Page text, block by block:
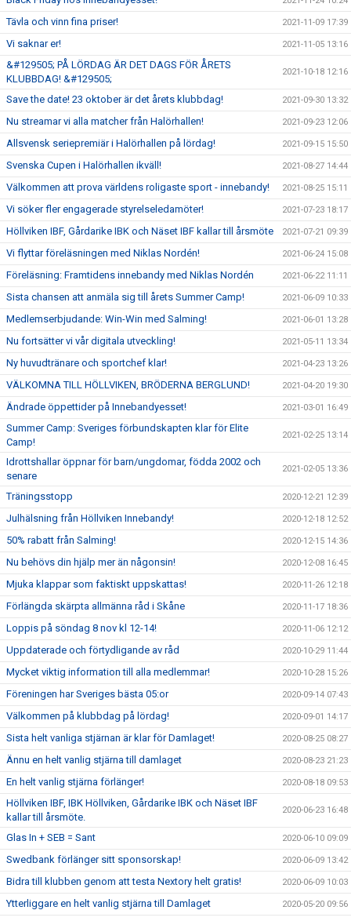
Tävla och vinn fina priser! 2021-11-09 17:39
Vi saknar er! 2021-11-05 13:16
&#129505; PÅ LÖRDAG ÄR DET DAGS FÖR ÅRETS
KLUBBDAG! &#129505;
2021-10-18 12:16
Save the date! 23 oktober är det årets klubbdag! 2021-09-30 13:32
Nu streamar vi alla matcher från Halörhallen! 2021-09-23 12:06
Allsvensk seriepremiär i Halörhallen på lördag! 2021-09-15 15:50
Svenska Cupen i Halörhallen ikväll! 2021-08-27 14:44
Välkommen att prova världens roligaste sport - innebandy! 2021-08-25 15:11
Vi söker fler engagerade styrelseledamöter! 2021-07-23 18:17
Höllviken IBF, Gårdarike IBK och Näset IBF kallar till årsmöte 2021-07-21 09:39
Vi flyttar föreläsningen med Niklas Nordén! 2021-06-24 15:08
Föreläsning: Framtidens innebandy med Niklas Nordén 2021-06-22 11:11
Sista chansen att anmäla sig till årets Summer Camp! 2021-06-09 10:33
Medlemserbjudande: Win-Win med Salming! 2021-06-01 13:28
Nu fortsätter vi vår digitala utveckling! 2021-05-11 13:34
Ny huvudtränare och sportchef klar! 2021-04-23 13:26
VÄLKOMNA TILL HÖLLVIKEN, BRÖDERNA BERGLUND! 2021-04-20 19:30
Ändrade öppettider på Innebandyesset! 2021-03-01 16:49
Summer Camp: Sveriges förbundskapten klar för Elite
Camp!
2021-02-25 13:14
Idrottshallar öppnar för barn/ungdomar, födda 2002 och
senare
2021-02-05 13:36
Träningsstopp 2020-12-21 12:39
Julhälsning från Höllviken Innebandy! 2020-12-18 12:52
50% rabatt från Salming! 2020-12-15 14:36
Nu behövs din hjälp mer än någonsin! 2020-12-08 16:45
Mjuka klappar som faktiskt uppskattas! 2020-11-26 12:18
Förlängda skärpta allmänna råd i Skåne 2020-11-17 18:36
Loppis på söndag 8 nov kl 12-14! 2020-11-06 12:12
Uppdaterade och förtydligande av råd 2020-10-29 11:44
Mycket viktig information till alla medlemmar! 2020-10-28 15:26
Föreningen har Sveriges bästa 05:or 2020-09-14 07:43
Välkommen på klubbdag på lördag! 2020-09-01 14:17
Sista helt vanliga stjärnan är klar för Damlaget! 2020-08-25 08:27
Ännu en helt vanlig stjärna till damlaget 2020-08-23 21:23
En helt vanlig stjärna förlänger! 2020-08-18 09:53
Höllviken IBF, IBK Höllviken, Gårdarike IBK och Näset IBF
kallar till årsmöte.
2020-06-23 16:48
Glas In + SEB = Sant 2020-06-10 09:09
Swedbank förlänger sitt sponsorskap! 2020-06-09 13:42
Bidra till klubben genom att testa Nextory helt gratis! 2020-06-09 10:03
Ytterliggare en helt vanlig stjärna till Damlaget 2020-05-20 09:56